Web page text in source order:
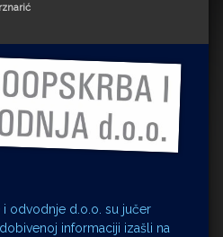
odvodnje d.o.o. su jučer
informaciji izašli na